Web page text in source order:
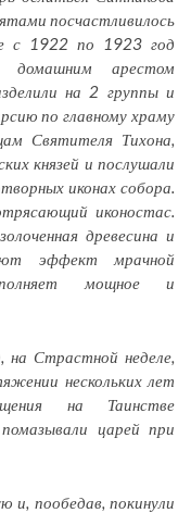
посчастливилось
с 1922 по 1923 год
домашним арестом
на 2 группы и
по главному храму
Святителя Тихона,
князей и послушали
иконах собора.
иконостас.
древесина и
эффект мрачной
мощное и
Страстной неделе,
нескольких лет
на Таинстве
царей при
и, пообедав, покинули